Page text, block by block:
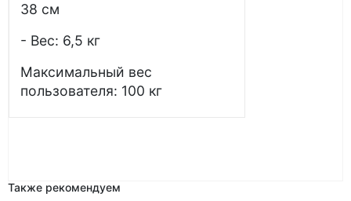
38 см
- Вес: 6,5 кг
Максимальный вес
пользователя: 100 кг
Также рекомендуем